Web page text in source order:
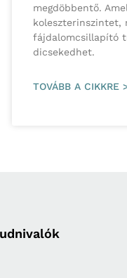
megdöbbentő.
koleszterinszintet,
fájdalomcsillapító
dicsekedhet.
TOVÁBB A CIKKRE